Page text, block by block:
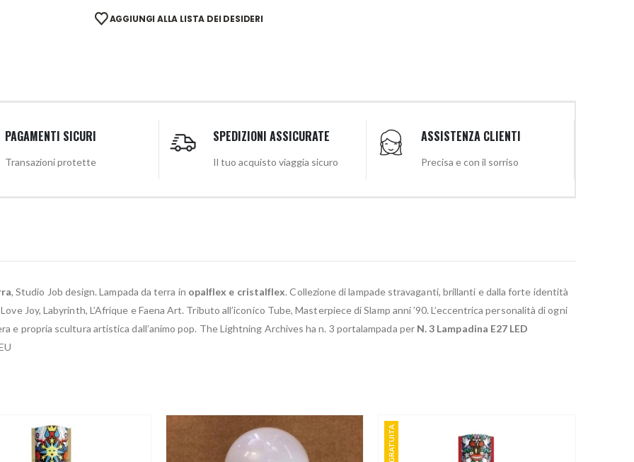
AGGIUNGI ALLA LISTA DEI DESIDERI
PAGAMENTI SICURI
Transazioni protette
SPEDIZIONI ASSICURATE
Il tuo acquisto viaggia sicuro
ASSISTENZA CLIENTI
Precisa e con il sorriso
, Studio Job design. Lampada da terra in opalflex e cristalflex. Collezione di lampade stravaganti, brillanti e dalla forte identità
Joy, Labyrinth, L’Afrique e Faena Art. Tributo all’iconico Tube, Masterpiece di Slamp anni ’90. L’eccentrica personalità di ogni
e propria scultura artistica dall’animo pop. The Lightning Archives ha n. 3 portalampada perN. 3 Lampadina E27 LED